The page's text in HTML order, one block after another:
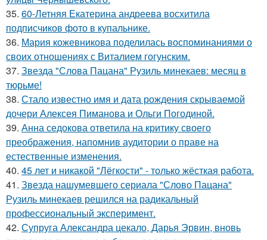
35. 60-Летняя Екатерина андреева восхитила
подписчиков фото в купальнике.
36. Мария кожевникова поделилась воспоминаниями о
своих отношениях с Виталием гогунским.
37. Звезда "Слова Пацана" Рузиль минекаев: месяц в
тюрьме!
38. Стало известно имя и дата рождения скрываемой
дочери Алексея Пиманова и Ольги Погодиной.
39. Анна седокова ответила на критику своего
преображения, напомнив аудитории о праве на
естественные изменения.
40. 45 лет и никакой "Лёгкости" - только жёсткая работа.
41. Звезда нашумевшего сериала "Слово Пацана"
Рузиль минекаев решился на радикальный
профессиональный эксперимент.
42. Супруга Александра цекало, Дарья Эрвин, вновь